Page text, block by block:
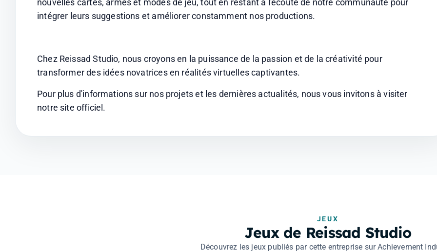
nouvelles cartes, armes et modes de jeu, tout en restant à l'écoute de notre communauté pour
intégrer leurs suggestions et améliorer constamment nos productions.
Chez Reissad Studio, nous croyons en la puissance de la passion et de la créativité pour
transformer des idées novatrices en réalités virtuelles captivantes.
Pour plus d'informations sur nos projets et les dernières actualités, nous vous invitons à visiter
notre site officiel.
JEUX
Jeux de Reissad Studio
Découvrez les jeux publiés par cette entreprise sur Achievement